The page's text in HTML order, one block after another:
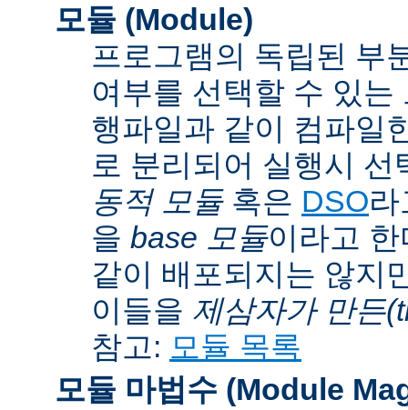
모듈 (Module)
프로그램의 독립된 부
여부를 선택할 수 있
행파일과 같이 컴파일
로 분리되어 실행시
동적 모듈혹은 DSO
을 base 모듈이라고
같이 배포되지는 않지
이들을 제삼자가 만든
참고: 모듈 목록
모듈 마법수 (Module